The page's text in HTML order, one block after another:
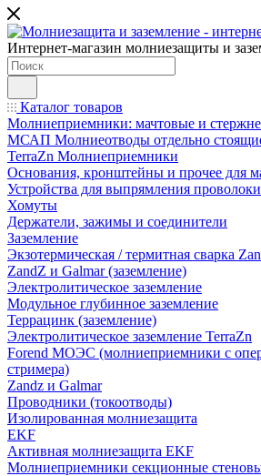
Интернет-магазин молниезащиты и
Каталог товаров
Молниеприемники: мачтовые и
МСАП Молниеотводы отдельно
TerraZn Молниеприемники
Основания, кронштейны и прочее для
Устройства для выпрямления
Хомуты
Держатели, зажимы и соединители
Заземление
Экзотермическая / термитная сварка
ZandZ и Galmar (заземление)
Электролитическое заземление
Модульное глубинное заземление
Террацинк (заземление)
Электролитическое заземление TerraZn
Forend МОЭС (молниеприемники с
стримера)
Zandz и Galmar
Проводники (токоотводы)
Изолированная молниезащита
EKF
Активная молниезащита EKF
Молниеприемники секционные